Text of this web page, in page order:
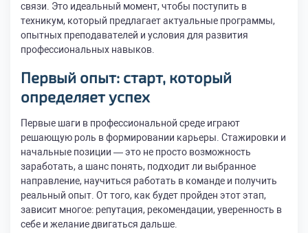
связи. Это идеальный момент, чтобы поступить в
техникум, который предлагает актуальные программы,
опытных преподавателей и условия для развития
профессиональных навыков.
Первый опыт: старт, который
определяет успех
Первые шаги в профессиональной среде играют
решающую роль в формировании карьеры. Стажировки и
начальные позиции — это не просто возможность
заработать, а шанс понять, подходит ли выбранное
направление, научиться работать в команде и получить
реальный опыт. От того, как будет пройден этот этап,
зависит многое: репутация, рекомендации, уверенность в
себе и желание двигаться дальше.